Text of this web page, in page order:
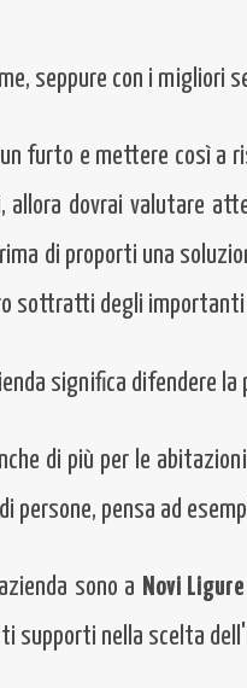
seppure con i migliori
furto e mettere così a
allora dovrai valutare
di proporti una
sottratti degli importanti
significa difendere
di più per le
pensa ad
sono a Novi
ti supporti nella scelta